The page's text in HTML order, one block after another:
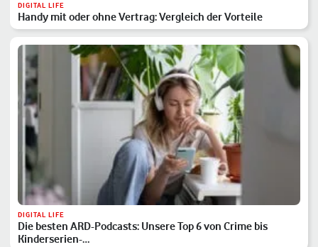
DIGITAL LIFE
Handy mit oder ohne Vertrag: Vergleich der Vorteile
DIGITAL LIFE
Die besten ARD-Podcasts: Unsere Top 6 von Crime bis
Kinderserien-…